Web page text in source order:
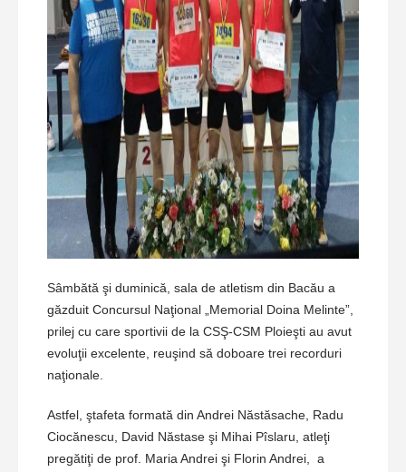
Sâmbătă şi duminică, sala de atletism din Bacău a
găzduit Concursul Naţional „Memorial Doina Melinte”,
prilej cu care sportivii de la CSŞ-CSM Ploieşti au avut
evoluţii excelente, reuşind să doboare trei recorduri
naţionale.
Astfel, ştafeta formată din Andrei Năstăsache, Radu
Ciocănescu, David Năstase şi Mihai Pîslaru, atleţi
pregătiţi de prof. Maria Andrei şi Florin Andrei, a